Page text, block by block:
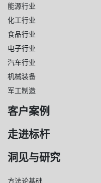
能源行业
化工行业
食品行业
电子行业
汽车行业
机械装备
军工制造
客户案例
走进标杆
洞见与研究
方法论基础